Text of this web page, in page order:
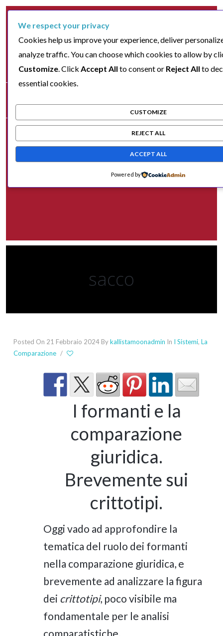
sacco
Posted On 21 Febbraio 2024 Bykallistamoonadmin In I Sistemi, La
Comparazione /
I formanti e la
comparazione
giuridica.
Brevemente sui
crittotipi.
Oggi vado ad approfondire la
tematica del ruolo dei formanti
nella comparazione giuridica, e
brevemente ad analizzare la figura
dei crittotipi, poco visibile ma
fondamentale per le analisi
comparatistiche.
We respect your privacy
Cookies help us improve your experience, deliver
analyze traffic. You can choose which cookies to allow by
Customize. Click Accept All to consent or Reject All to
essential cookies.
CUSTOMIZE
REJECT ALL
ACCEPT ALL
Powered by